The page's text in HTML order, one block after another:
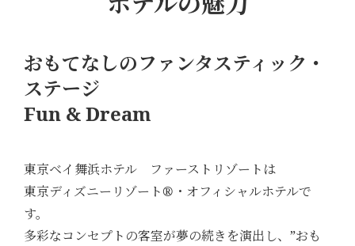
おもてなしのファンタスティック・
ステージ
Fun & Dream
東京ベイ舞浜ホテル ファーストリゾートは
東京ディズニーリゾート®・オフィシャルホテルで
す。
多彩なコンセプトの客室が夢の続きを演出し、”おも